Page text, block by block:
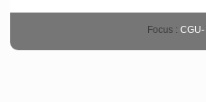
Focus : CGU-